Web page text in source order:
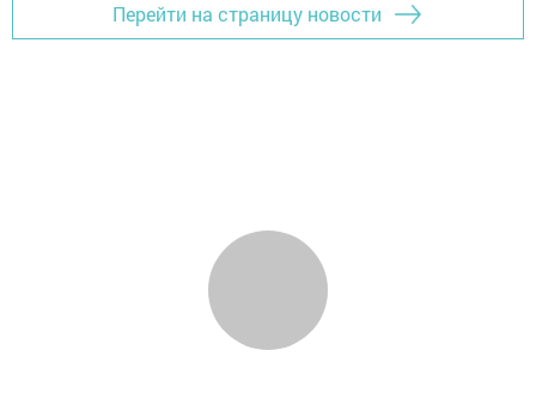
Перейти на страницу новости